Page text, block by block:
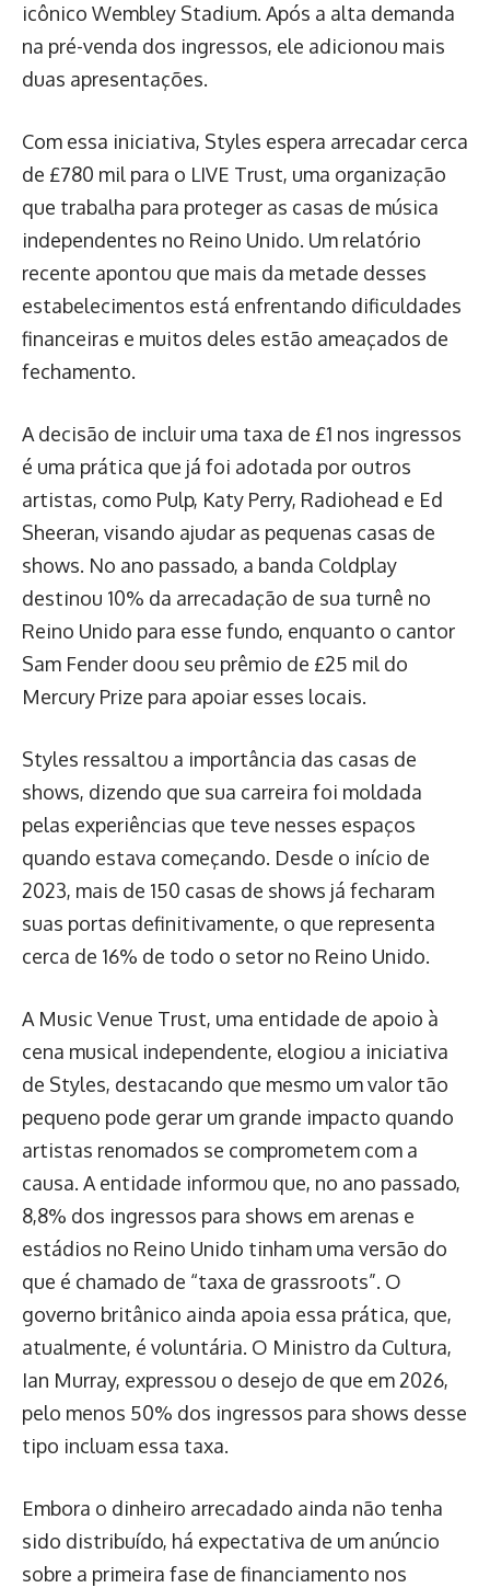
icônico Wembley Stadium. Após a alta demanda
na pré-venda dos ingressos, ele adicionou mais
duas apresentações.
Com essa iniciativa, Styles espera arrecadar cerca
de £780 mil para o LIVE Trust, uma organização
que trabalha para proteger as casas de música
independentes no Reino Unido. Um relatório
recente apontou que mais da metade desses
estabelecimentos está enfrentando dificuldades
financeiras e muitos deles estão ameaçados de
fechamento.
A decisão de incluir uma taxa de £1 nos ingressos
é uma prática que já foi adotada por outros
artistas, como Pulp, Katy Perry, Radiohead e Ed
Sheeran, visando ajudar as pequenas casas de
shows. No ano passado, a banda Coldplay
destinou 10% da arrecadação de sua turnê no
Reino Unido para esse fundo, enquanto o cantor
Sam Fender doou seu prêmio de £25 mil do
Mercury Prize para apoiar esses locais.
Styles ressaltou a importância das casas de
shows, dizendo que sua carreira foi moldada
pelas experiências que teve nesses espaços
quando estava começando. Desde o início de
2023, mais de 150 casas de shows já fecharam
suas portas definitivamente, o que representa
cerca de 16% de todo o setor no Reino Unido.
A Music Venue Trust, uma entidade de apoio à
cena musical independente, elogiou a iniciativa
de Styles, destacando que mesmo um valor tão
pequeno pode gerar um grande impacto quando
artistas renomados se comprometem com a
causa. A entidade informou que, no ano passado,
8,8% dos ingressos para shows em arenas e
estádios no Reino Unido tinham uma versão do
que é chamado de “taxa de grassroots”. O
governo britânico ainda apoia essa prática, que,
atualmente, é voluntária. O Ministro da Cultura,
Ian Murray, expressou o desejo de que em 2026,
pelo menos 50% dos ingressos para shows desse
tipo incluam essa taxa.
Embora o dinheiro arrecadado ainda não tenha
sido distribuído, há expectativa de um anúncio
sobre a primeira fase de financiamento nos